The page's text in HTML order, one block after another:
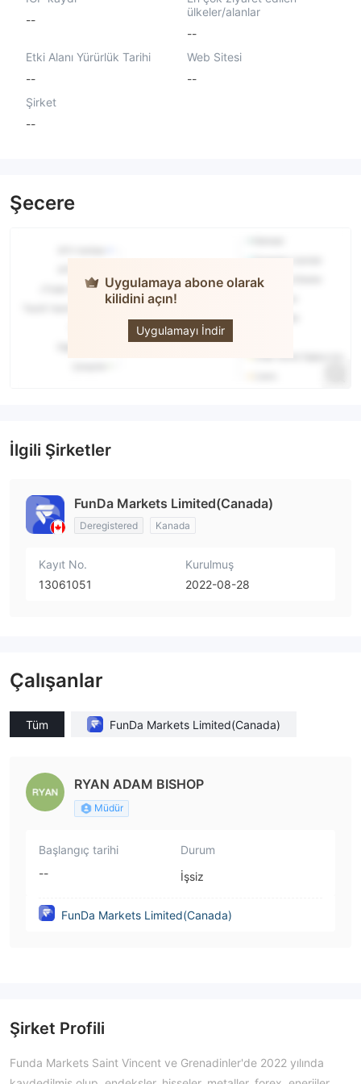
--
ülkeler/alanlar
--
Etki Alanı Yürürlük Tarihi
--
Web Sitesi
--
Şirket
--
Şecere
Uygulamaya abone olarak
kilidini açın!
Uygulamayı İndir
Funda
İlgili Şirketler
FunDa Markets Limited(Canada)
Deregistered Kanada
Kayıt No.
13061051
Kurulmuş
2022-08-28
Çalışanlar
Tüm FunDa Markets Limited(Canada)
RYAN ADAM BISHOP
Müdür
Başlangıç tarihi
--
Durum
İşsiz
FunDa Markets Limited(Canada)
Şirket Profili
Funda Markets Saint Vincent ve Grenadinler'de 2022 yılında